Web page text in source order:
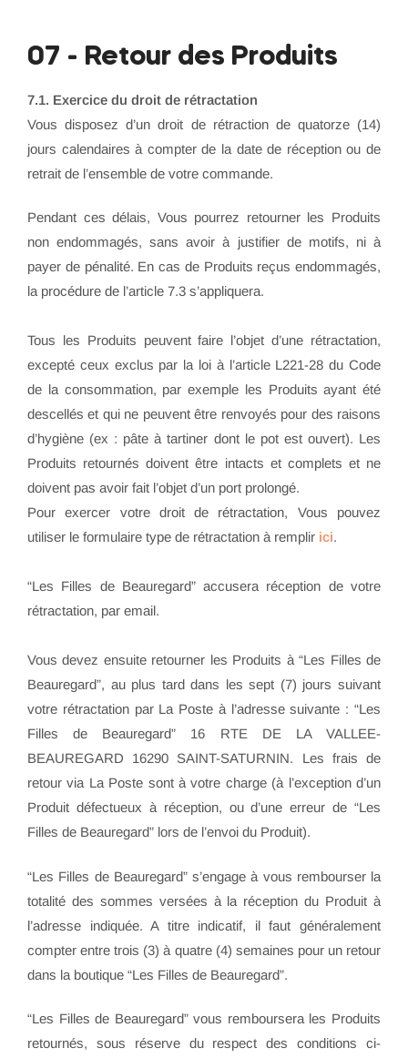
07 - Retour des Produits
7.1. Exercice du droit de rétractation
Vous disposez d’un droit de rétraction de quatorze (14)
jours calendaires à compter de la date de réception ou de
retrait de l’ensemble de votre commande.
Pendant ces délais, Vous pourrez retourner les Produits
non endommagés, sans avoir à justifier de motifs, ni à
payer de pénalité. En cas de Produits reçus endommagés,
la procédure de l’article 7.3 s’appliquera.
Tous les Produits peuvent faire l’objet d’une rétractation,
excepté ceux exclus par la loi à l’article L221-28 du Code
de la consommation, par exemple les Produits ayant été
descellés et qui ne peuvent être renvoyés pour des raisons
d’hygiène (ex : pâte à tartiner dont le pot est ouvert). Les
Produits retournés doivent être intacts et complets et ne
doivent pas avoir fait l’objet d’un port prolongé.
Pour exercer votre droit de rétractation, Vous pouvez
utiliser le formulaire type de rétractation à remplir ici.
“Les Filles de Beauregard” accusera réception de votre
rétractation, par email.
Vous devez ensuite retourner les Produits à “Les Filles de
Beauregard”, au plus tard dans les sept (7) jours suivant
votre rétractation par La Poste à l’adresse suivante : “Les
Filles de Beauregard” 16 RTE DE LA VALLEE-
BEAUREGARD 16290 SAINT-SATURNIN. Les frais de
retour via La Poste sont à votre charge (à l’exception d’un
Produit défectueux à réception, ou d’une erreur de “Les
Filles de Beauregard” lors de l’envoi du Produit).
“Les Filles de Beauregard” s’engage à vous rembourser la
totalité des sommes versées à la réception du Produit à
l’adresse indiquée. A titre indicatif, il faut généralement
compter entre trois (3) à quatre (4) semaines pour un retour
dans la boutique “Les Filles de Beauregard”.
“Les Filles de Beauregard” vous remboursera les Produits
retournés, sous réserve du respect des conditions ci-